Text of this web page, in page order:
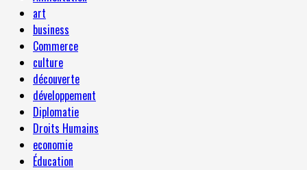
art
business
Commerce
culture
découverte
développement
Diplomatie
Droits Humains
economie
Éducation